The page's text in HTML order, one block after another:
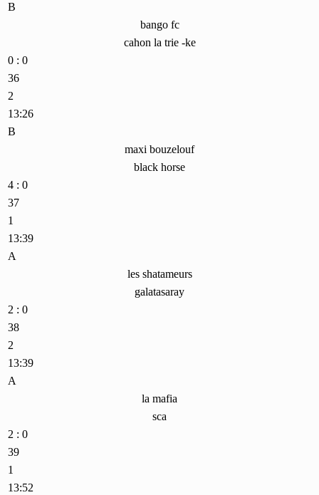
B
bango fc
cahon la trie -ke
0 : 0
36
2
13:26
B
maxi bouzelouf
black horse
4 : 0
37
1
13:39
A
les shatameurs
galatasaray
2 : 0
38
2
13:39
A
la mafia
sca
2 : 0
39
1
13:52